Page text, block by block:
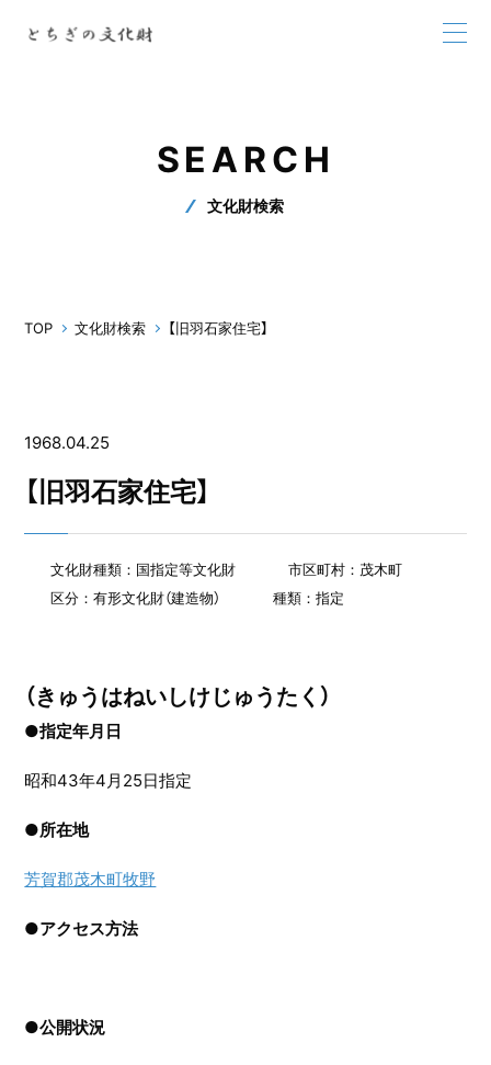
SEARCH
文化財検索
TOP 文化財検索 【旧羽石家住宅】
1968.04.25
【旧羽石家住宅】
文化財種類：国指定等文化財
市区町村：茂木町
区分：有形文化財（建造物）
種類：指定
（きゅうはねいしけじゅうたく）
●指定年月日
昭和43年4月25日指定
●所在地
芳賀郡茂木町牧野
●アクセス方法
●公開状況